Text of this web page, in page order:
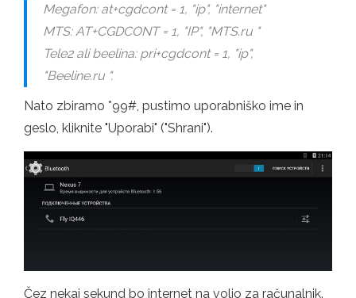
Megafon: at+cgdcont = 1, "ip", "internet"
MTS: AT+CGDCONT = 1, "IP", "MTS.ru "
Tele2 ali beelina: pri+cgdcont = 1, "ip",
"Beeline.ru ".
Nato zbiramo *99#, pustimo uporabniško ime in
geslo, kliknite "Uporabi" ("Shrani").
Čez nekaj sekund bo internet na voljo za računalnik.